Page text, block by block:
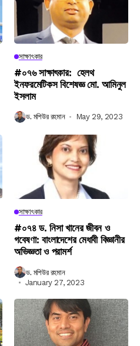
সাক্ষাৎকার
#০৭৬ সাক্ষাৎকার: হেলথ
ইনফরমেটিকস বিশেষজ্ঞ মো. আমিনুল
ইসলাম
ড. মশিউর রহমান May 29, 2023
সাক্ষাৎকার
#০৭৪ ড. নিসা খানের জীবন ও
গবেষণা: বাংলাদেশের মেধাবী বিজ্ঞানীর
অভিজ্ঞতা ও পরামর্শ
ড. মশিউর রহমান
January 27, 2023